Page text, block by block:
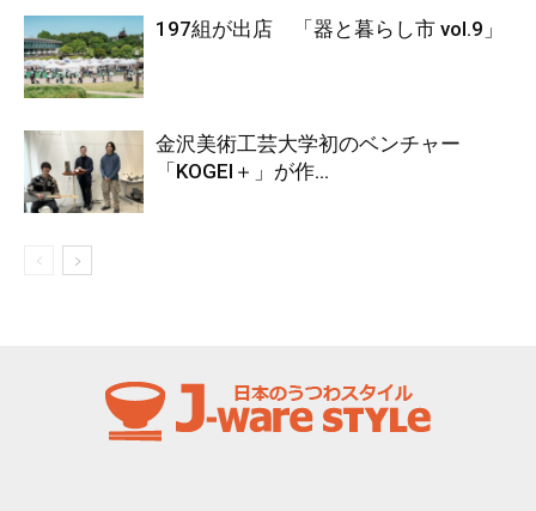
197組が出店 「器と暮らし市 vol.9」
金沢美術工芸大学初のベンチャー
「KOGEI＋」が作...